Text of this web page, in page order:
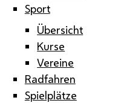
Sport
Übersicht
Kurse
Vereine
Radfahren
Spielplätze